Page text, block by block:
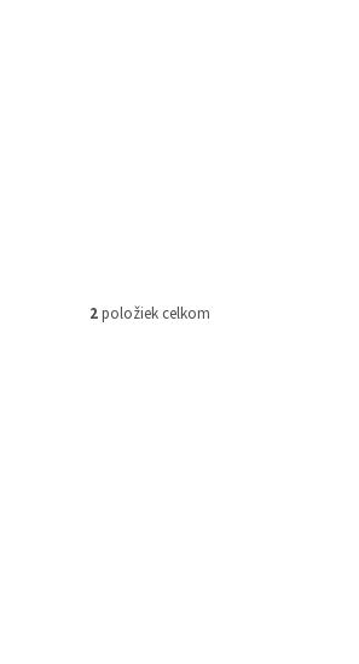
2položiek celkom